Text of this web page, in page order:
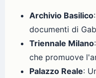
Archivio Basilico
documenti di
Triennale Milano
che promuove
Palazzo Reale: